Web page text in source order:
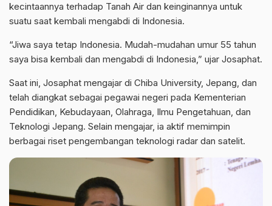
kecintaannya terhadap Tanah Air dan keinginannya untuk
suatu saat kembali mengabdi di Indonesia.
“Jiwa saya tetap Indonesia. Mudah-mudahan umur 55 tahun
saya bisa kembali dan mengabdi di Indonesia,” ujar Josaphat.
Saat ini, Josaphat mengajar di Chiba University, Jepang, dan
telah diangkat sebagai pegawai negeri pada Kementerian
Pendidikan, Kebudayaan, Olahraga, Ilmu Pengetahuan, dan
Teknologi Jepang. Selain mengajar, ia aktif memimpin
berbagai riset pengembangan teknologi radar dan satelit.